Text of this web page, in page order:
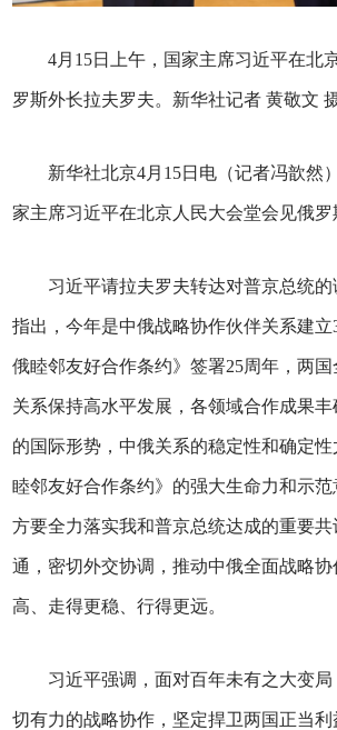
4月15日上午，国家主席习近平在北
罗斯外长拉夫罗夫。新华社记者 黄敬文
新华社北京4月15日电（记者冯歆然
家主席习近平在北京人民大会堂会见俄罗
习近平请拉夫罗夫转达对普京总统
指出，今年是中俄战略协作伙伴关系建立
俄睦邻友好合作条约》签署25周年，两
关系保持高水平发展，各领域合作成果
的国际形势，中俄关系的稳定性和确定
睦邻友好合作条约》的强大生命力和示
方要全力落实我和普京总统达成的重要
通，密切外交协调，推动中俄全面战略
高、走得更稳、行得更远。
习近平强调，面对百年未有之大变
切有力的战略协作，坚定捍卫两国正当